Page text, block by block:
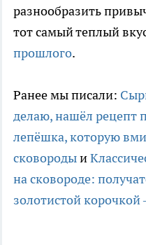
разнообразить
тот самый теплый
прошлого.
Ранее мы писали:
делаю, нашёл рецепт
лепёшка, которую
сковородыи
на сковороде:
золотистой